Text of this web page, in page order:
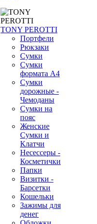
TONY PEROTTI
Портфели
Рюкзаки
Сумки
Сумки
формата А4
Сумки
дорожные -
Чемоданы
Сумки на
пояс
Женские
Сумки и
Клатчи
Несессеры -
Косметички
Папки
Визитки -
Барсетки
Кошельки
Зажимы для
денег